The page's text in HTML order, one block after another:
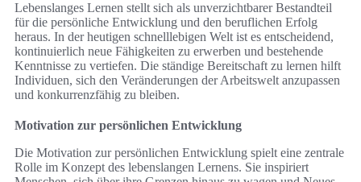
Lebenslanges Lernen stellt sich als unverzichtbarer Bestandteil
für die persönliche Entwicklung und den beruflichen Erfolg
heraus. In der heutigen schnelllebigen Welt ist es entscheidend,
kontinuierlich neue Fähigkeiten zu erwerben und bestehende
Kenntnisse zu vertiefen. Die ständige Bereitschaft zu lernen hilft
Individuen, sich den Veränderungen der Arbeitswelt anzupassen
und konkurrenzfähig zu bleiben.
Motivation zur persönlichen Entwicklung
Die Motivation zur persönlichen Entwicklung spielt eine zentrale
Rolle im Konzept des lebenslangen Lernens. Sie inspiriert